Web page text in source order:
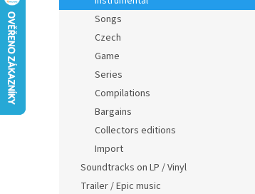
Songs
Czech
Game
Series
Compilations
Bargains
Collectors editions
Import
Soundtracks on LP / Vinyl
Trailer / Epic music